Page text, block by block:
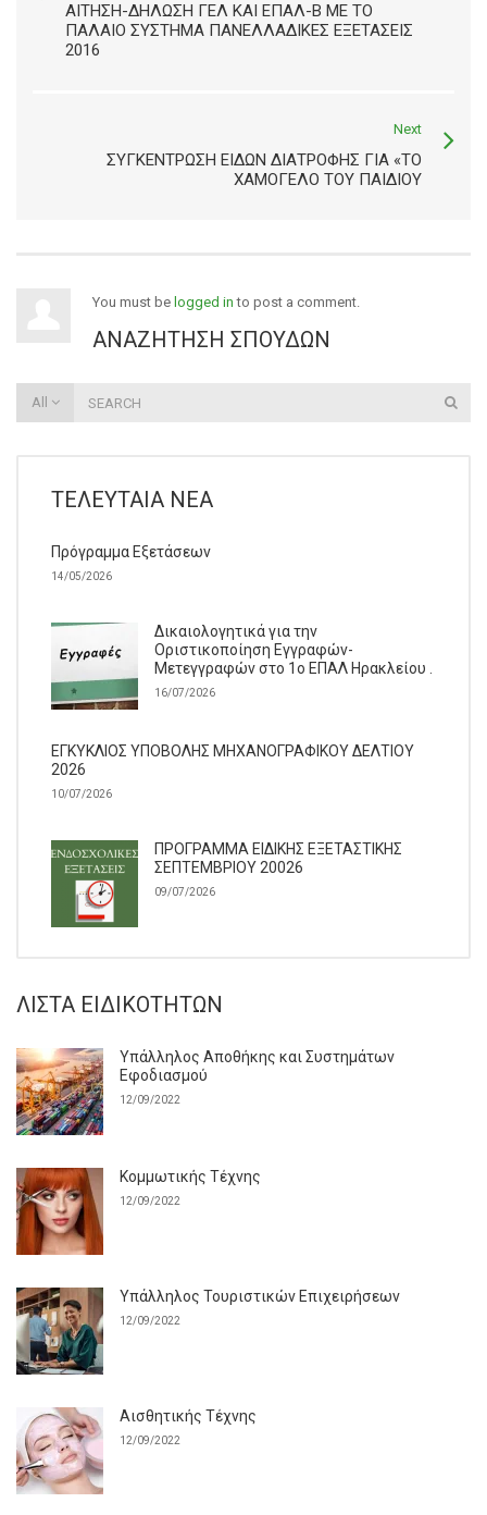
ΑΊΤΗΣΗ-ΔΉΛΩΣΗ ΓΕΛ ΚΑΙ ΕΠΑΛ-Β ΜΕ ΤΟ
ΠΑΛΑΙΟ ΣΥΣΤΗΜΑ ΠΑΝΕΛΛΑΔΙΚΕΣ ΕΞΕΤΑΣΕΙΣ
2016
Next
ΣΥΓΚΈΝΤΡΩΣΗ ΕΙΔΏΝ ΔΙΑΤΡΟΦΉΣ ΓΙΑ «TΟ
ΧΑΜΌΓΕΛΟ ΤΟΥ ΠΑΙΔΙΟΎ
You must be logged in to post a comment.
ΑΝΑΖΉΤΗΣΗ ΣΠΟΥΔΏΝ
All
ΤΕΛΕΥΤΑΊΑ ΝΈΑ
Πρόγραμμα Εξετάσεων
14/05/2026
Δικαιολογητικά για την
Οριστικοποίηση Εγγραφών-
Μετεγγραφών στο 1ο ΕΠΑΛ Ηρακλείου .
16/07/2026
ΕΓΚΥΚΛΙΟΣ ΥΠΟΒΟΛΗΣ ΜΗΧΑΝΟΓΡΑΦΙΚΟΥ ΔΕΛΤΙΟΥ
2026
10/07/2026
ΠΡΟΓΡΑΜΜΑ ΕΙΔΙΚΗΣ ΕΞΕΤΑΣΤΙΚΗΣ
ΣΕΠΤΕΜΒΡΙΟΥ 20026
09/07/2026
ΛΊΣΤΑ ΕΙΔΙΚΟΤΉΤΩΝ
Υπάλληλος Αποθήκης και Συστημάτων
Εφοδιασμού
12/09/2022
Κομμωτικής Τέχνης
12/09/2022
Υπάλληλος Τουριστικών Επιχειρήσεων
12/09/2022
Αισθητικής Τέχνης
12/09/2022